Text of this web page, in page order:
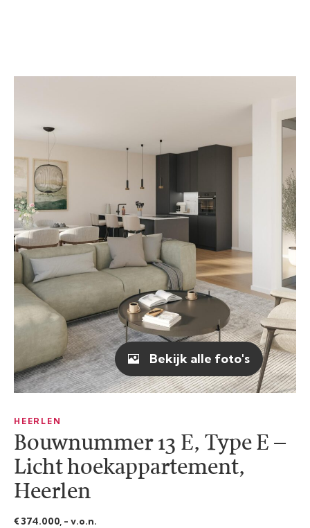
HEERLEN
Bouwnummer 13 E, Type E –
Licht hoekappartement,
Heerlen
€ 374.000, - v.o.n.
Bekijk alle foto's